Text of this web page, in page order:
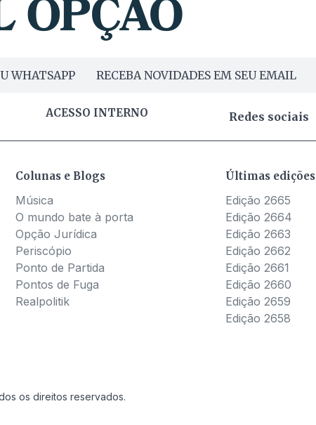
WHATSAPP RECEBA NOVIDADES EM SEU EMAIL
ACESSO INTERNO Redes sociais
Colunas e Blogs
Música
O mundo bate à porta
Opção Jurídica
Periscópio
Ponto de Partida
Pontos de Fuga
Realpolitik
Últimas edições
Edição 2665
Edição 2664
Edição 2663
Edição 2662
Edição 2661
Edição 2660
Edição 2659
Edição 2658
os direitos reservados.